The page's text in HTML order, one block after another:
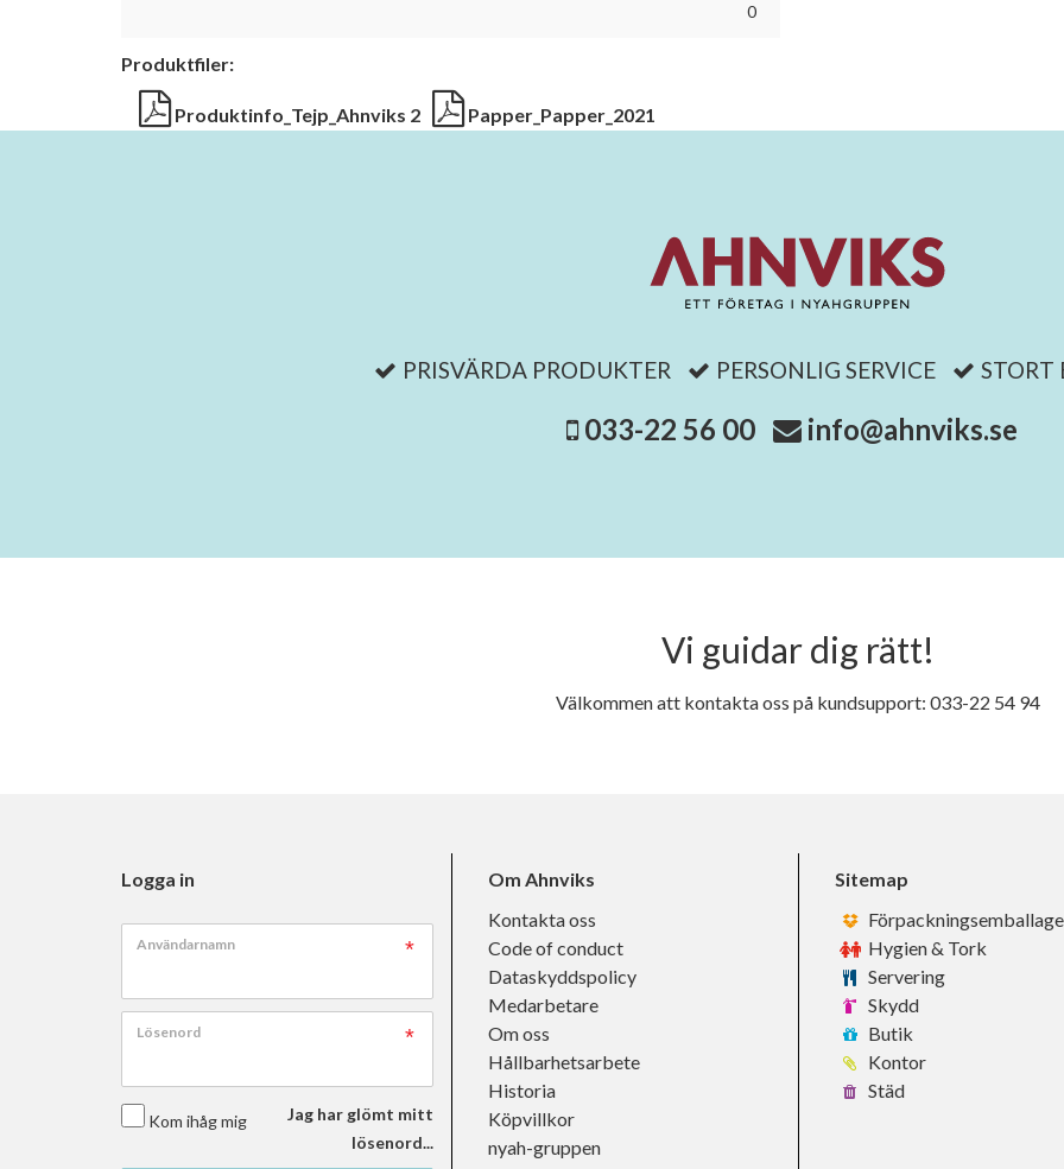
0
Produktfiler:
Produktinfo_Tejp_Ahnviks 2 Papper_Papper_2021
PRISVÄRDA PRODUKTER PERSONLIG SERVICE STORT
033-22 56 00 info@ahnviks.se
Vi guidar dig rätt!
Välkommen att kontakta oss på kundsupport: 033-22 54 94
Logga in
Användarnamn
Lösenord
Kom ihåg mig
Jag har glömt mitt
lösenord...
Om Ahnviks
Kontakta oss
Code of conduct
Dataskyddspolicy
Medarbetare
Om oss
Hållbarhetsarbete
Historia
Köpvillkor
nyah-gruppen
Sitemap
Förpackningsemballage
Hygien & Tork
Servering
Skydd
Butik
Kontor
Städ